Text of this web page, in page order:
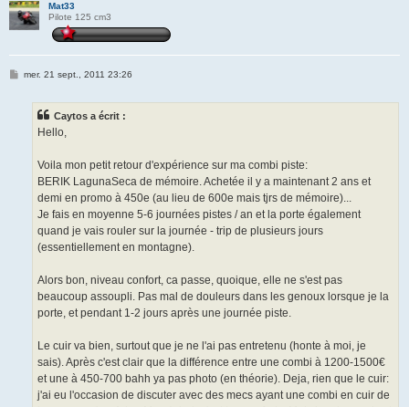
Mat33
Pilote 125 cm3
Mmer. 21 sept., 2011 23:26
Caytos a écrit :
Hello,
Voila mon petit retour d'expérience sur ma combi piste:
BERIK LagunaSeca de mémoire. Achetée il y a maintenant 2 ans et
demi en promo à 450e (au lieu de 600e mais tjrs de mémoire)...
Je fais en moyenne 5-6 journées pistes / an et la porte également
quand je vais rouler sur la journée - trip de plusieurs jours
(essentiellement en montagne).
Alors bon, niveau confort, ca passe, quoique, elle ne s'est pas
beaucoup assoupli. Pas mal de douleurs dans les genoux lorsque je la
porte, et pendant 1-2 jours après une journée piste.
Le cuir va bien, surtout que je ne l'ai pas entretenu (honte à moi, je
sais). Après c'est clair que la différence entre une combi à 1200-1500€
et une à 450-700 bahh ya pas photo (en théorie). Deja, rien que le cuir:
j'ai eu l'occasion de discuter avec des mecs ayant une combi en cuir de